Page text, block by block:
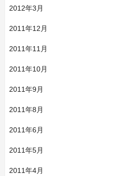
2012年3月
2011年12月
2011年11月
2011年10月
2011年9月
2011年8月
2011年6月
2011年5月
2011年4月